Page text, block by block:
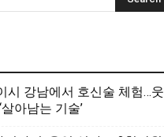
시 강남에서 호신술 체험…웃
아남는 기술’